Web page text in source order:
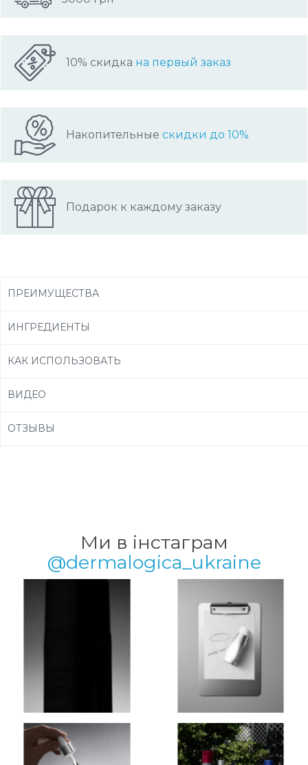
10% скидка на первый заказ
Накопительные скидки до 10%
Подарок к каждому заказу
ПРЕИМУЩЕСТВА
ИНГРЕДИЕНТЫ
КАК ИСПОЛЬЗОВАТЬ
ВИДЕО
ОТЗЫВЫ
Ми в інстаграм
@dermalogica_ukraine